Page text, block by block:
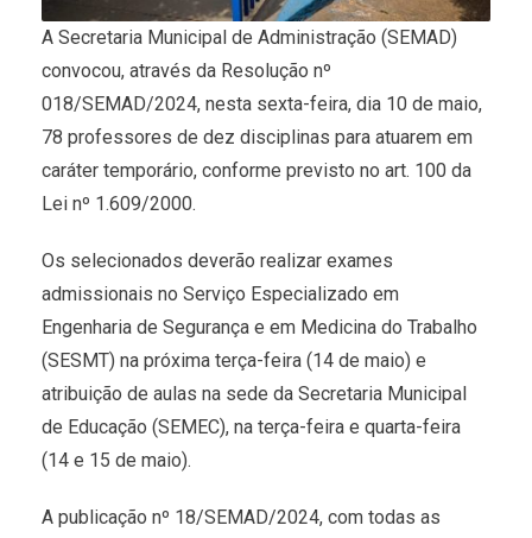
A Secretaria Municipal de Administração (SEMAD)
convocou, através da Resolução nº
018/SEMAD/2024, nesta sexta-feira, dia 10 de maio,
78 professores de dez disciplinas para atuarem em
caráter temporário, conforme previsto no art. 100 da
Lei nº 1.609/2000.
Os selecionados deverão realizar exames
admissionais no Serviço Especializado em
Engenharia de Segurança e em Medicina do Trabalho
(SESMT) na próxima terça-feira (14 de maio) e
atribuição de aulas na sede da Secretaria Municipal
de Educação (SEMEC), na terça-feira e quarta-feira
(14 e 15 de maio).
A publicação nº 18/SEMAD/2024, com todas as